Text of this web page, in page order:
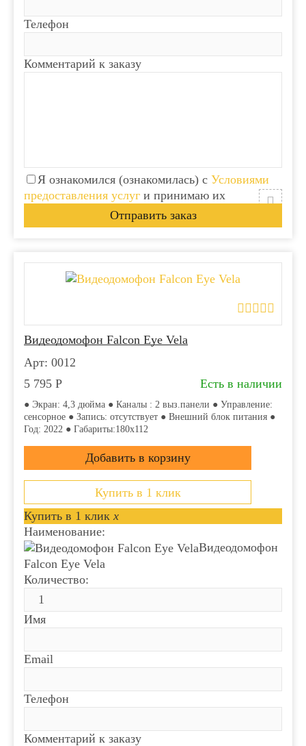
Телефон
Комментарий к заказу
Я ознакомился (ознакомилась) с Условиями
предоставления услуг и принимаю их
Видеодомофон Falcon Eye Vela
Арт: 0012
5 795 Р Есть в наличии
● Экран: 4,3 дюйма ● Каналы : 2 выз.панели ● Управление:
сенсорное ● Запись: отсутствует ● Внешний блок питания ●
Год: 2022 ● Габариты:180х112
Купить в 1 клик
Купить в 1 клик x
Наименование:
Видеодомофон
Falcon Eye Vela
Количество:
Имя
Email
Телефон
Комментарий к заказу